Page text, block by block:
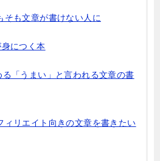
そも文章が書けない人に
につく本
「うまい」と言われる文章の書
ィリエイト向きの文章を書きたい